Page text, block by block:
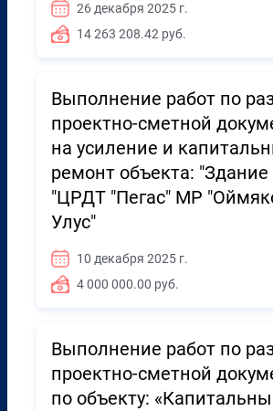
26 декабря 2025 г.
14 263 208.42 руб.
Выполнение работ по
проектно-сметной
на усиление и
ремонт объекта:
"ЦРДТ "Пегас" МР
Улус"
10 декабря 2025 г.
4 000 000.00 руб.
Выполнение работ по
проектно-сметной
по объекту: